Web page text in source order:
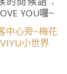
YOU囉~